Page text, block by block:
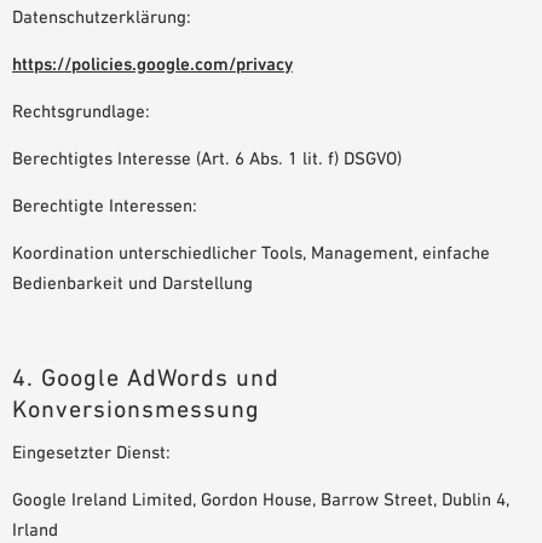
Datenschutzerklärung:
https://policies.google.com/privacy
Rechtsgrundlage:
Berechtigtes Interesse (Art. 6 Abs. 1 lit. f) DSGVO)
Berechtigte Interessen:
Koordination unterschiedlicher Tools, Management, einfache
Bedienbarkeit und Darstellung
4. Google AdWords und
Konversionsmessung
Eingesetzter Dienst:
Google Ireland Limited, Gordon House, Barrow Street, Dublin 4,
Irland